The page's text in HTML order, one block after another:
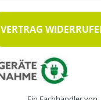
VERTRAG